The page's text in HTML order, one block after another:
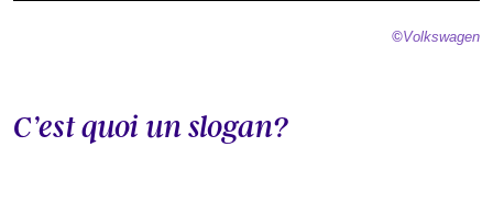
©Volkswagen
C’est quoi un slogan?